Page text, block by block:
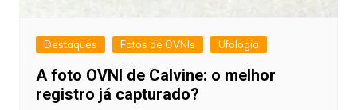
Destaques Fotos de OVNIs Ufologia
A foto OVNI de Calvine: o melhor
registro já capturado?